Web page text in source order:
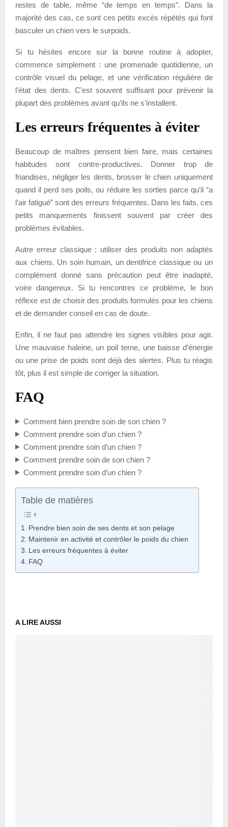
restes de table, même “de temps en temps”. Dans la
majorité des cas, ce sont ces petits excès répétés qui font
basculer un chien vers le surpoids.
Si tu hésites encore sur la bonne routine à adopter,
commence simplement : une promenade quotidienne, un
contrôle visuel du pelage, et une vérification régulière de
l’état des dents. C’est souvent suffisant pour prévenir la
plupart des problèmes avant qu’ils ne s’installent.
Les erreurs fréquentes à éviter
Beaucoup de maîtres pensent bien faire, mais certaines
habitudes sont contre-productives. Donner trop de
friandises, négliger les dents, brosser le chien uniquement
quand il perd ses poils, ou réduire les sorties parce qu’il “a
l’air fatigué” sont des erreurs fréquentes. Dans les faits, ces
petits manquements finissent souvent par créer des
problèmes évitables.
Autre erreur classique : utiliser des produits non adaptés
aux chiens. Un soin humain, un dentifrice classique ou un
complément donné sans précaution peut être inadapté,
voire dangereux. Si tu rencontres ce problème, le bon
réflexe est de choisir des produits formulés pour les chiens
et de demander conseil en cas de doute.
Enfin, il ne faut pas attendre les signes visibles pour agir.
Une mauvaise haleine, un poil terne, une baisse d’énergie
ou une prise de poids sont déjà des alertes. Plus tu réagis
tôt, plus il est simple de corriger la situation.
FAQ
Comment bien prendre soin de son chien ?
Comment prendre soin d’un chien ?
Comment prendre soin d’un chien ?
Comment prendre soin de son chien ?
Comment prendre soin d’un chien ?
Table de matières
Prendre bien soin de ses dents et son pelage
Maintenir en activité et contrôler le poids du chien
Les erreurs fréquentes à éviter
FAQ
A LIRE AUSSI